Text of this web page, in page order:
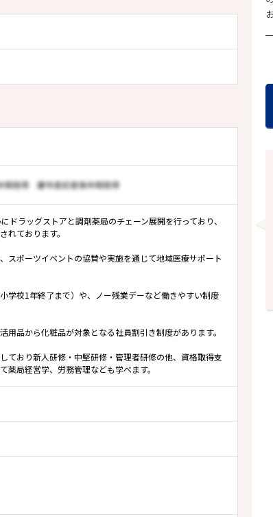
ドラッグストアと調剤薬局のチェーン展開を行っており、
れております。
スポーツイベントの協賛や実施を通じて地域医療サポート
学校1年終了まで）や、ノー残業デーなど働きやすい制度
用品から化粧品が対象となる社員割引き制度があります。
ており新人研修・中堅研修・管理者研修の他、資格取得支
薬局経営学、労務管理なども学べます。